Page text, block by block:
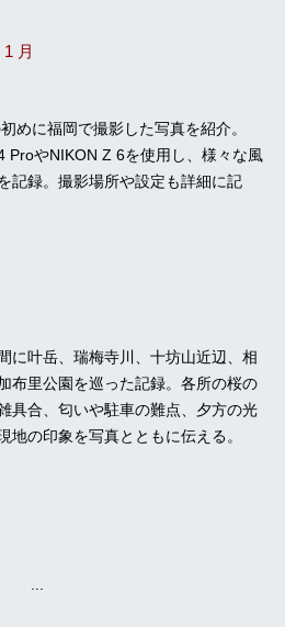
月
めに福岡で撮影した写真を紹介。
ProやNIKON Z 6を使用し、様々な風
記録。撮影場所や設定も詳細に記
に叶岳、瑞梅寺川、十坊山近辺、相
布里公園を巡った記録。各所の桜の
具合、匂いや駐車の難点、夕方の光
地の印象を写真とともに伝える。
...